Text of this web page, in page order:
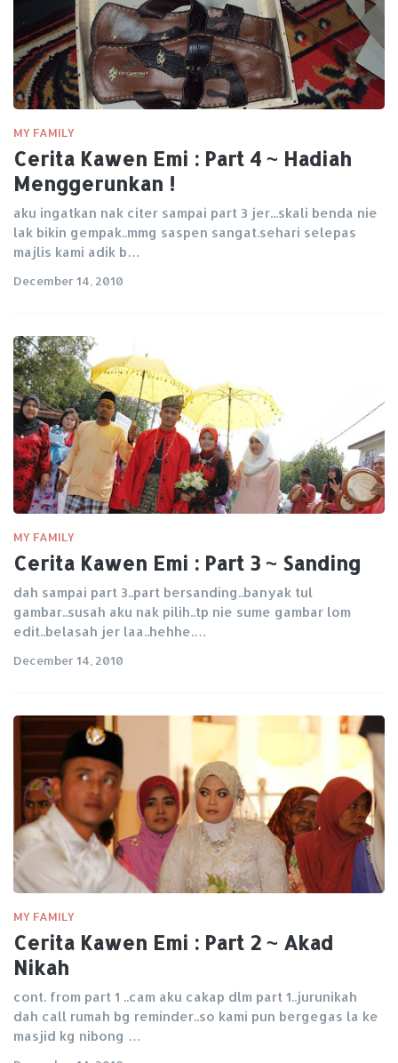
MY FAMILY
Cerita Kawen Emi : Part 4 ~ Hadiah
Menggerunkan !
aku ingatkan nak citer sampai part 3 jer...skali benda nie
lak bikin gempak..mmg saspen sangat.sehari selepas
majlis kami adik b…
December 14, 2010
MY FAMILY
Cerita Kawen Emi : Part 3 ~ Sanding
dah sampai part 3..part bersanding..banyak tul
gambar..susah aku nak pilih..tp nie sume gambar lom
edit..belasah jer laa..hehhe.…
December 14, 2010
MY FAMILY
Cerita Kawen Emi : Part 2 ~ Akad
Nikah
cont. from part 1 ..cam aku cakap dlm part 1..jurunikah
dah call rumah bg reminder..so kami pun bergegas la ke
masjid kg nibong …